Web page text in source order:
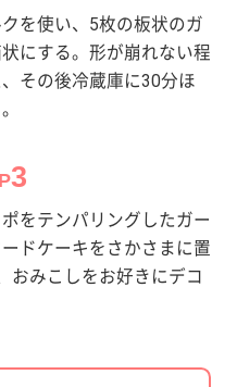
を使い、5枚の板状のガ
にする。形が崩れない程
その後冷蔵庫に30分ほ
3
をテンパリングしたガー
ドケーキをさかさまに置
おみこしをお好きにデコ